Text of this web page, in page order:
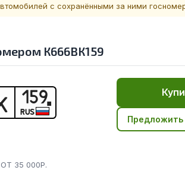
с сохранёнными за ними
К666ВК159
159
RUS
Предложить
ОТ 35 000Р.